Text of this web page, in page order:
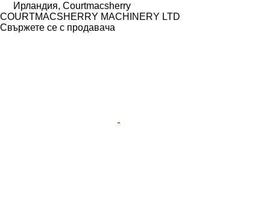
Ирландия, Courtmacsherry
COURTMACSHERRY MACHINERY LTD
Свържете се с продавача